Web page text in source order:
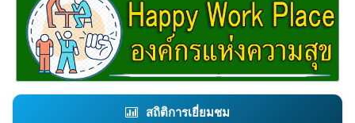
สถิติการเยี่ยมชม